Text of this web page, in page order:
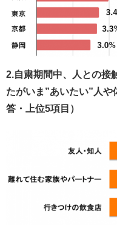
2.自粛期間中、人との接
たがいま”あいたい”人
答・上位5項目）